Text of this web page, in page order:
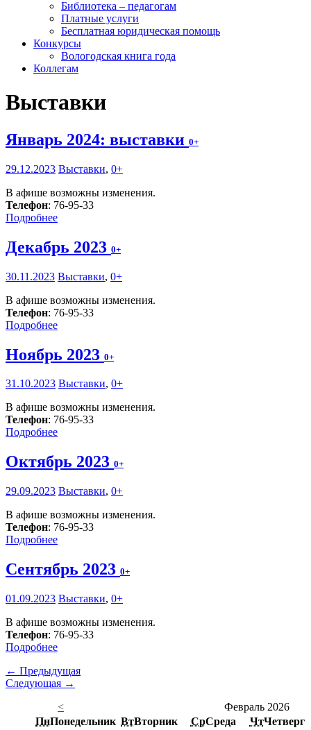
Библиотека – педагогам
Платные услуги
Бесплатная юридическая помощь
Конкурсы
Вологодская книга года
Коллегам
Выставки
Январь 2024: выставки 0+
29.12.2023 Выставки, 0+
В афише возможны изменения.
Телефон: 76-95-33
Подробнее
Декабрь 2023 0+
30.11.2023 Выставки, 0+
В афише возможны изменения.
Телефон: 76-95-33
Подробнее
Ноябрь 2023 0+
31.10.2023 Выставки, 0+
В афише возможны изменения.
Телефон: 76-95-33
Подробнее
Октябрь 2023 0+
29.09.2023 Выставки, 0+
В афише возможны изменения.
Телефон: 76-95-33
Подробнее
Сентябрь 2023 0+
01.09.2023 Выставки, 0+
В афише возможны изменения.
Телефон: 76-95-33
Подробнее
← Предыдущая
Следующая →
<
Февраль 2026
ПнПонедельник ВтВторник СрСреда ЧтЧетверг